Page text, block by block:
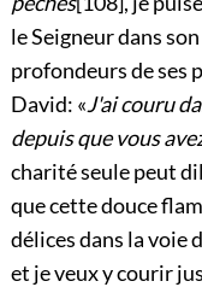
le Seigneur dans
profondeurs de ses
David: «J'ai couru
depuis que vous
charité seule peut
que cette douce
délices dans la voie
et je veux y courir